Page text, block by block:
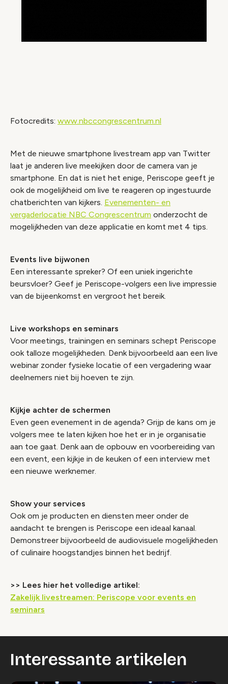
Fotocredits: www.nbccongrescentrum.nl
Met de nieuwe smartphone livestream app van Twitter
laat je anderen live meekijken door de camera van je
smartphone. En dat is niet het enige, Periscope geeft je
ook de mogelijkheid om live te reageren op ingestuurde
chatberichten van kijkers. Evenementen- en
vergaderlocatie NBC Congrescentrum onderzocht de
mogelijkheden van deze applicatie en komt met 4 tips.
Events live bijwonen
Een interessante spreker? Of een uniek ingerichte
beursvloer? Geef je Periscope-volgers een live impressie
van de bijeenkomst en vergroot het bereik.
Live workshops en seminars
Voor meetings, trainingen en seminars schept Periscope
ook talloze mogelijkheden. Denk bijvoorbeeld aan een live
webinar zonder fysieke locatie of een vergadering waar
deelnemers niet bij hoeven te zijn.
Kijkje achter de schermen
Even geen evenement in de agenda? Grijp de kans om je
volgers mee te laten kijken hoe het er in je organisatie
aan toe gaat. Denk aan de opbouw en voorbereiding van
een event, een kijkje in de keuken of een interview met
een nieuwe werknemer.
Show your services
Ook om je producten en diensten meer onder de
aandacht te brengen is Periscope een ideaal kanaal.
Demonstreer bijvoorbeeld de audiovisuele mogelijkheden
of culinaire hoogstandjes binnen het bedrijf.
>> Lees hier het volledige artikel:
Zakelijk livestreamen: Periscope voor events en
seminars
Interessante artikelen